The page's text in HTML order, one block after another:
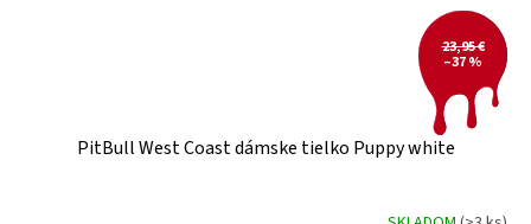
23,95 €
–37 %
PitBull West Coast dámske tielko Puppy white